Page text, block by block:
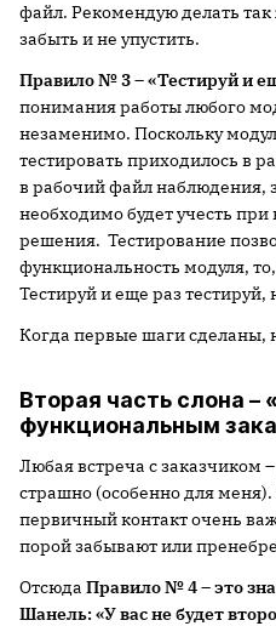
файл. Рекомендую делать
забыть и не упустить.
Правило № 3 – «Тестируй и
понимания работы любого
незаменимо. Поскольку
тестировать приходилось в
в рабочий файл наблюдения,
необходимо будет учесть
решения. Тестирование
функциональность модуля,
Тестируй и еще раз тестируй,
Когда первые шаги сделаны,
Вторая часть слона –
функциональным
Любая встреча с заказчиком
страшно (особенно для меня).
первичный контакт очень
порой забывают или
Отсюда Правило № 4 – это
Шанель: «У вас не будет